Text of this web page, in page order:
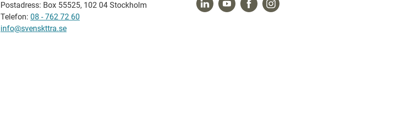
Postadress: Box 55525, 102 04 Stockholm
Telefon: 08 - 762 72 60
info@svenskttra.se